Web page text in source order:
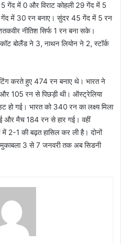
गेंद में 0 और विराट कोहली 29 गेंद में 5
में 30 रन बनाए। सुंदर 45 गेंद में 5 रन
नीतिश सिर्फ 1 रन बना सके।
बोलैंड ने 3, नाथन लियोन ने 2, स्टॉर्क
करते हुए 474 रन बनाए थे। भारत ने
105 रन से पिछड़ी थी। ऑस्ट्रेलिया
गई। भारत को 340 रन का लक्ष्य मिला
और मैच 184 रन से हार गई। वहीं
2-1 की बढ़त हासिल कर ली है। दोनों
मुकाबला 3 से 7 जनवरी तक अब सिडनी